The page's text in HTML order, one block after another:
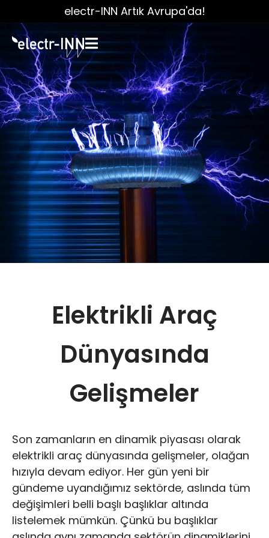
electr-INN Artık Avrupa'da!
Elektrikli Araç
Dünyasında
Gelişmeler
Son zamanların en dinamik piyasası olarak
elektrikli araç dünyasında gelişmeler, olağan
hızıyla devam ediyor. Her gün yeni bir
gündeme uyandığımız sektörde, aslında tüm
değişimleri belli başlı başlıklar altında
listelemek mümkün. Çünkü bu başlıklar